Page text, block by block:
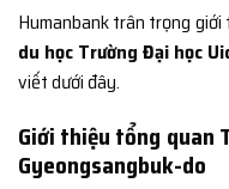
Humanbank trân trọng
du học Trường Đại học
viết dưới đây.
Giới thiệu tổng quan
Gyeongsangbuk-do